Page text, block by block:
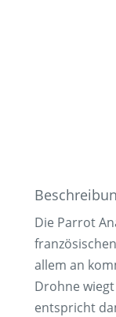
Die Parrot
allem an
Drohne
entspricht